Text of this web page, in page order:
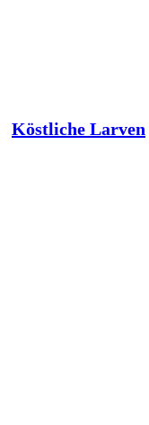
Köstliche Larven